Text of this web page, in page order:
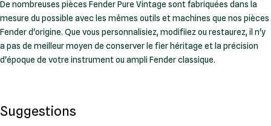
De nombreuses pièces Fender Pure Vintage sont fabriquées dans la
mesure du possible avec les mêmes outils et machines que nos pièces
Fender d'origine. Que vous personnalisiez, modifiiez ou restaurez, il n'y
a pas de meilleur moyen de conserver le fier héritage et la précision
d'époque de votre instrument ou ampli Fender classique.
Suggestions